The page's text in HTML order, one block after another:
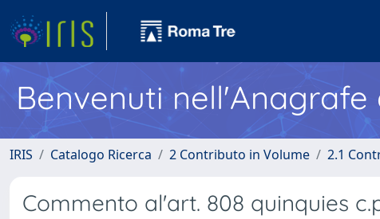
Benvenuti
IRIS Catalogo Ricerca 2 Contributo in Volume 2.1
Commento al'art. 808 quinquies